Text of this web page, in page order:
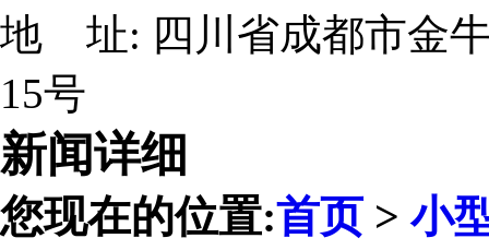
地 址: 四川省成都市金
15号
新闻详细
您现在的位置:首页>小